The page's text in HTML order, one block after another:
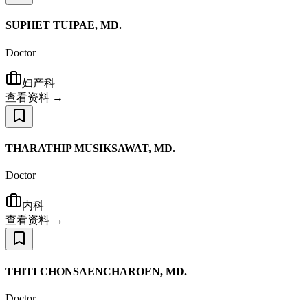
SUPHET TUIPAE, MD.
Doctor
妇产科
查看资料 →
THARATHIP MUSIKSAWAT, MD.
Doctor
内科
查看资料 →
THITI CHONSAENCHAROEN, MD.